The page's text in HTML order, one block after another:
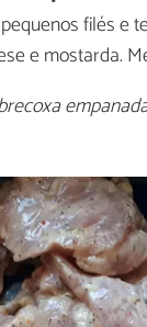
filés e
e mostarda.